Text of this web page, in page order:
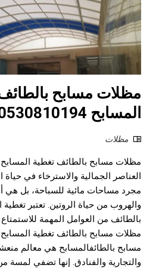
مظلات مسابح
المسابح 0530810194
مظلات
مظلات مسابح بالطائف تغطية
العناصر الجمالية والاسترخاء في
مجرد مساحات مائية للسباحة، بل هي
والهروب من حياة الروتين. تعتبر
بالطائف من العوامل المهمة
مظلات مسابح بالطائف تغطية
مسابح بالطائفالمسابح هي معالم
والتجارية والفنادق. إنها تضفي لمسة